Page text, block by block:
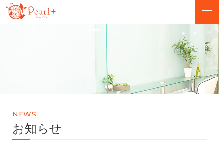
CAMPAIGN
MENU
SALON
NEWS
お知らせ